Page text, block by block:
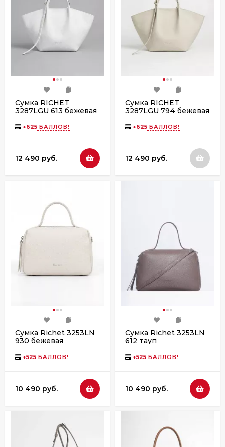
Сумка RICHET
3287LGU 613 бежевая
+625 БАЛЛОВ!
12 490 руб.
Сумка RICHET
3287LGU 794 бежевая
+625 БАЛЛОВ!
12 490 руб.
Сумка Richet 3253LN
930 бежевая
+525 БАЛЛОВ!
10 490 руб.
Сумка Richet 3253LN
612 тауп
+525 БАЛЛОВ!
10 490 руб.